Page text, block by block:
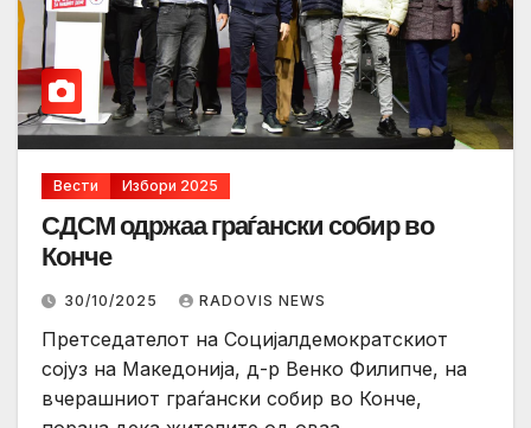
Вести Избори 2025
СДСМ одржаа граѓански собир во
Конче
30/10/2025 RADOVIS NEWS
Претседателот на Социјалдемократскиот
сојуз на Македонија, д-р Венко Филипче, на
вчерашниот граѓански собир во Конче,